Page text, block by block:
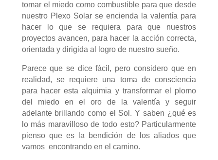
tomar el miedo como combustible para que desde
nuestro Plexo Solar se encienda la valentía para
hacer lo que se requiera para que nuestros
proyectos avancen, para hacer la acción correcta,
orientada y dirigida al logro de nuestro sueño.
Parece que se dice fácil, pero considero que en
realidad, se requiere una toma de consciencia
para hacer esta alquimia y transformar el plomo
del miedo en el oro de la valentía y seguir
adelante brillando como el Sol. Y saben ¿qué es
lo más maravilloso de todo esto? Particularmente
pienso que es la bendición de los aliados que
vamos encontrando en el camino.